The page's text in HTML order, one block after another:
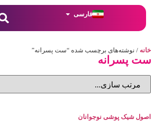
فارسی
خانه / نوشته‌های برچسب شده “ست پسرانه”
ست پسرانه
اصول شیک پوشی نوجوانان